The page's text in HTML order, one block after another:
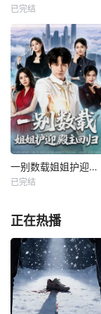
已完结
一别数载姐姐护迎殿主回归
已完结
正在热播